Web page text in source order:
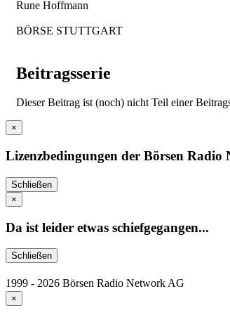
Rune Hoffmann
BÖRSE STUTTGART
Beitragsserie
Dieser Beitrag ist (noch) nicht Teil einer
×
Lizenzbedingungen der Börsen
Schließen
×
Da ist leider etwas schiefgegangen...
Schließen
1999 - 2026 Börsen Radio Network AG
×